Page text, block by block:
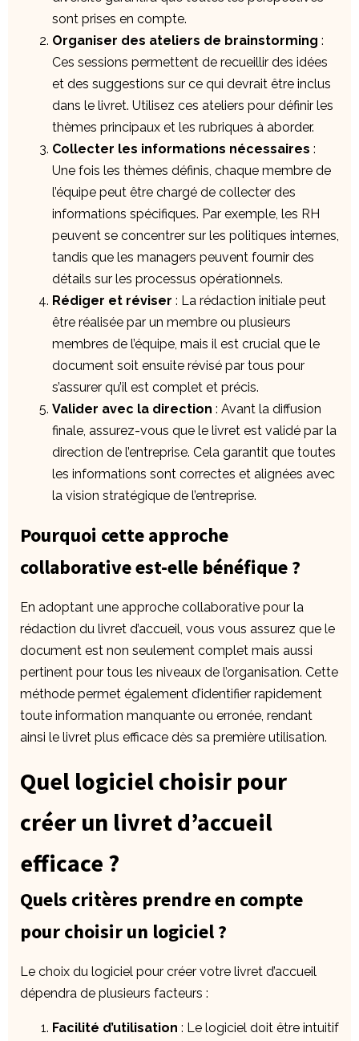
sont prises en compte.
Organiser des ateliers de brainstorming :
Ces sessions permettent de recueillir des idées
et des suggestions sur ce qui devrait être inclus
dans le livret. Utilisez ces ateliers pour définir les
thèmes principaux et les rubriques à aborder.
Collecter les informations nécessaires :
Une fois les thèmes définis, chaque membre de
l’équipe peut être chargé de collecter des
informations spécifiques. Par exemple, les RH
peuvent se concentrer sur les politiques internes,
tandis que les managers peuvent fournir des
détails sur les processus opérationnels.
Rédiger et réviser : La rédaction initiale peut
être réalisée par un membre ou plusieurs
membres de l’équipe, mais il est crucial que le
document soit ensuite révisé par tous pour
s’assurer qu’il est complet et précis.
Valider avec la direction : Avant la diffusion
finale, assurez-vous que le livret est validé par la
direction de l’entreprise. Cela garantit que toutes
les informations sont correctes et alignées avec
la vision stratégique de l’entreprise.
Pourquoi cette approche
collaborative est-elle bénéfique ?
En adoptant une approche collaborative pour la
rédaction du livret d’accueil, vous vous assurez que le
document est non seulement complet mais aussi
pertinent pour tous les niveaux de l’organisation. Cette
méthode permet également d’identifier rapidement
toute information manquante ou erronée, rendant
ainsi le livret plus efficace dès sa première utilisation.
Quel logiciel choisir pour
créer un livret d’accueil
efficace ?
Quels critères prendre en compte
pour choisir un logiciel ?
Le choix du logiciel pour créer votre livret d’accueil
dépendra de plusieurs facteurs :
Facilité d’utilisation : Le logiciel doit être intuitif